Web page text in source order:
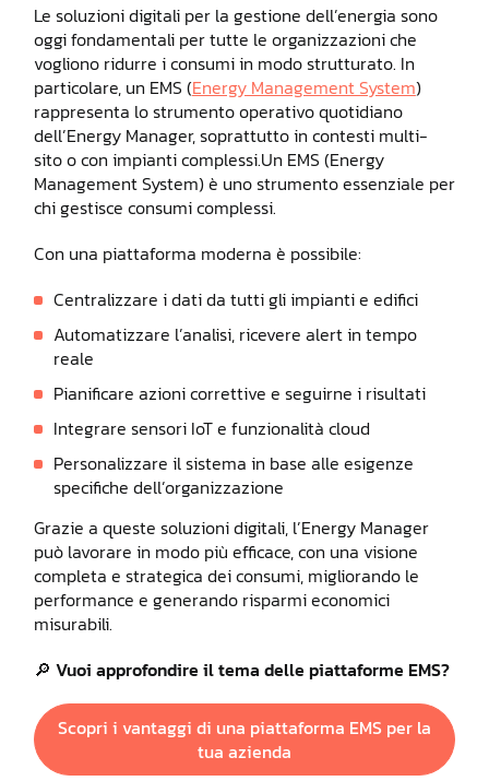
Le soluzioni digitali per la gestione dell’energia sono
oggi fondamentali per tutte le organizzazioni che
vogliono ridurre i consumi in modo strutturato. In
particolare, un EMS (Energy Management System)
rappresenta lo strumento operativo quotidiano
dell’Energy Manager, soprattutto in contesti multi-
sito o con impianti complessi.Un EMS (Energy
Management System) è uno strumento essenziale per
chi gestisce consumi complessi.
Con una piattaforma moderna è possibile:
Centralizzare i dati da tutti gli impianti e edifici
Automatizzare l’analisi, ricevere alert in tempo
reale
Pianificare azioni correttive e seguirne i risultati
Integrare sensori IoT e funzionalità cloud
Personalizzare il sistema in base alle esigenze
specifiche dell’organizzazione
Grazie a queste soluzioni digitali, l’Energy Manager
può lavorare in modo più efficace, con una visione
completa e strategica dei consumi, migliorando le
performance e generando risparmi economici
misurabili.
🔎 Vuoi approfondire il tema delle piattaforme EMS?
Scopri i vantaggi di una piattaforma EMS per la
tua azienda